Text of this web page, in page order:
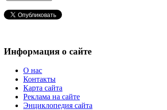
Информация о сайте
О нас
Контакты
Карта сайта
Реклама на сайте
Энциклопедия сайта